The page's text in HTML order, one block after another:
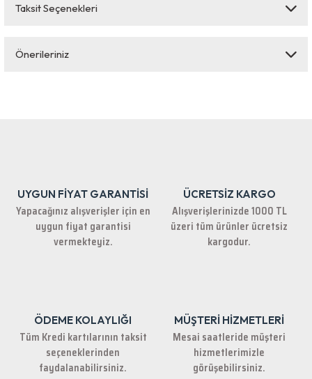
Bu ürüne ilk yorumu siz yapın!
Taksit Seçenekleri
Önerileriniz
Ürün bilgilerinde hatalar bulunuyor.
Ürün fiyatı diğer sitelerden daha pahalı.
Bu ürüne benzer farklı alternatifler olmalı.
UYGUN FİYAT GARANTİSİ
Yapacağınız alışverişler için en
uygun fiyat garantisi
vermekteyiz.
ÜCRETSİZ KARGO
Alışverişlerinizde 1000 TL
üzeri tüm ürünler ücretsiz
kargodur.
ÖDEME KOLAYLIĞI
Tüm Kredi kartılarının taksit
seçeneklerinden
faydalanabilirsiniz.
MÜŞTERİ HİZMETLERİ
Mesai saatleride müşteri
hizmetlerimizle
görüşebilirsiniz.